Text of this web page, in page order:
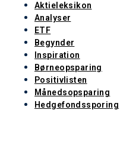
Aktieleksikon
Analyser
ETF
Begynder
Inspiration
Børneopsparing
Positivlisten
Månedsopsparing
Hedgefondssporing